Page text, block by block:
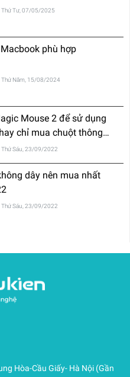
Thứ Tư, 07/05/2025
phù hợp
Thứ Năm, 15/08/2024
Mouse 2 để sử dụng
chỉ mua chuột thông
Thứ Sáu, 23/09/2022
dây nên mua nhất
Thứ Sáu, 23/09/2022
Hòa-Cầu Giấy- Hà Nội (Gần